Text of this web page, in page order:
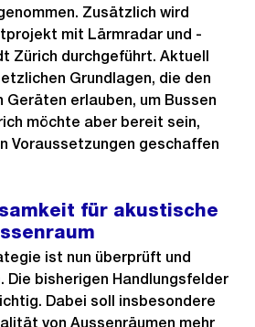
Zusätzlich wird
mit Lärmradar und -
Zürich durchgeführt. Aktuell
Grundlagen, die den
Geräten erlauben, um Bussen
möchte aber bereit sein,
Voraussetzungen geschaffen
für akustische
ist nun überprüft und
Die bisherigen Handlungsfelder
Dabei soll insbesondere
von Aussenräumen mehr